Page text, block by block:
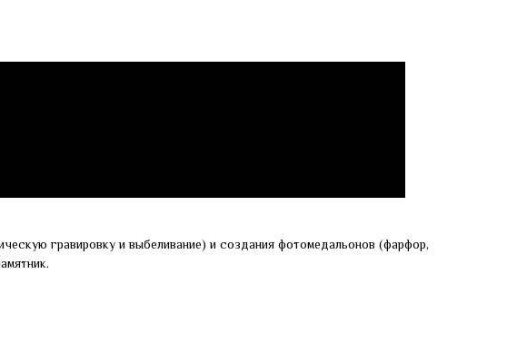
гравировку и выбеливание) и создания фотомедальонов (фарфор,